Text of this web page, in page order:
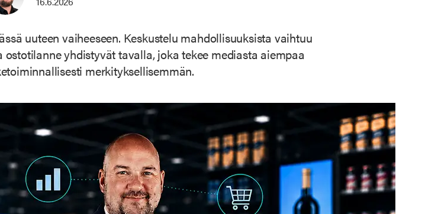
uuteen vaiheeseen. Keskustelu mahdollisuuksista vaihtuu
yhdistyvät tavalla, joka tekee mediasta aiempaa
merkityksellisemmän.